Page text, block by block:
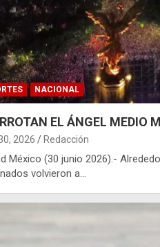
NACIONAL
EL ÁNGEL MEDIO
2026 Redacción
México (30 junio 2026).-
volvieron a…